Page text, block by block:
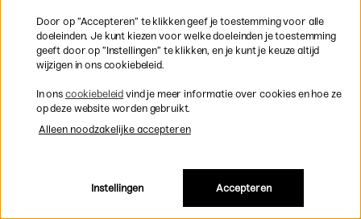
gelden voor volumineuze producten.
Snel en veilig met creditcard of iDEAL
Door op ”Accepteren” te klikken geef je toestemming voor alle
doeleinden. Je kunt kiezen voor welke doeleinden je toestemming
geeft door op ”Instellingen” te klikken, en je kunt je keuze altijd
wijzigen in ons cookiebeleid.
In ons cookiebeleid vind je meer informatie over cookies en hoe ze
op deze website worden gebruikt.
Alleen noodzakelijke accepteren
Instellingen Accepteren